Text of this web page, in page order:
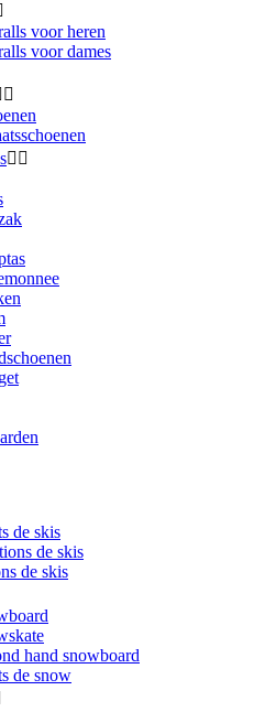
voor heren
voor dames

 
de skis
de skis
de skis
hand snowboard
de snow